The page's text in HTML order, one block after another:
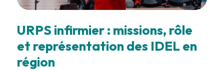
URPS infirmier : missions, rôle
et représentation des IDEL en
région